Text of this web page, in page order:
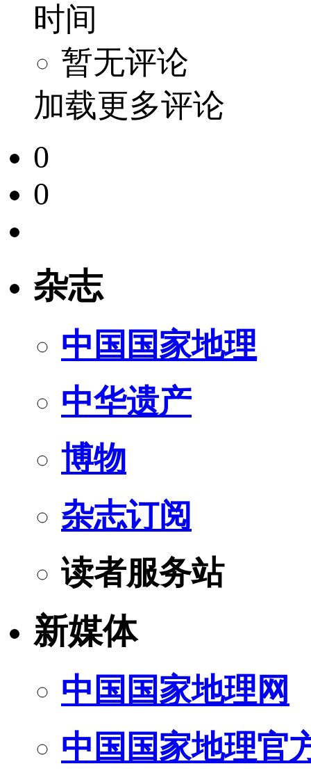
时间
暂无评论
加载更多评论
0
0
杂志
中国国家地理
中华遗产
博物
杂志订阅
读者服务站
新媒体
中国国家地理网
中国国家地理官